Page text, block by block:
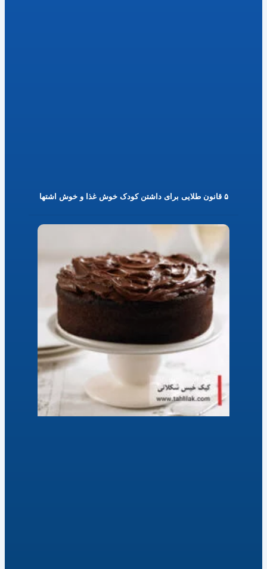
۵ قانون طلایی برای داشتن کودک خوش غذا و خوش اشتها